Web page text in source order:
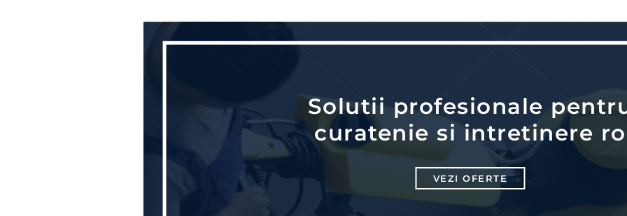
Solutii profesionale
curatenie si intretinere ro
VEZI OFERTE